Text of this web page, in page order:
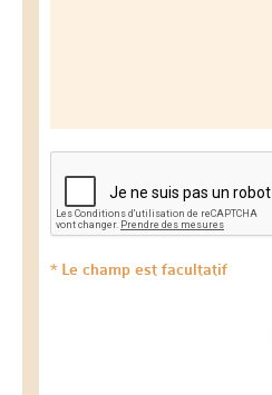
* Le champ est facultatif